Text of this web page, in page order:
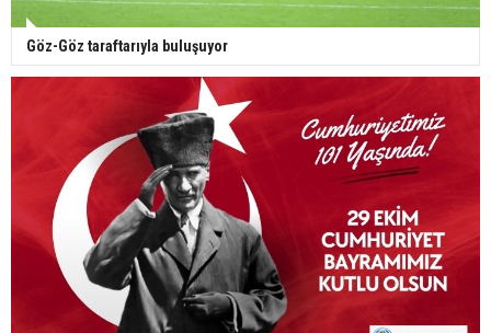
Göz-Göz taraftarıyla buluşuyor